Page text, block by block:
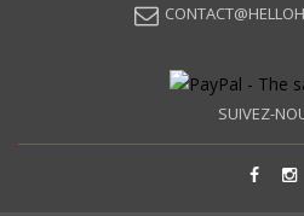
SUIVEZ-